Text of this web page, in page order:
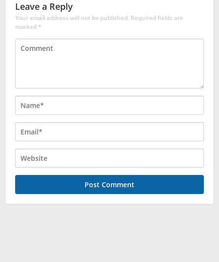
Leave a Reply
Your email address will not be published. Required fields are
marked*